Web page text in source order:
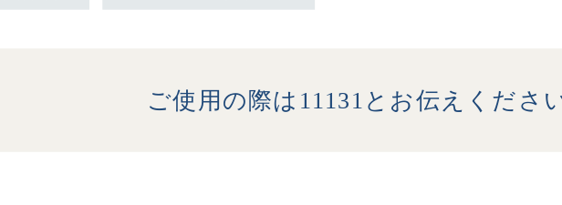
ご使用の際は11131とお伝えくださ